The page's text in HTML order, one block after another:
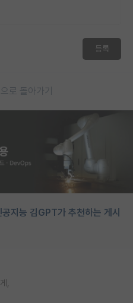
등록
로 돌아가기
지능 김GPT가 추천하는 게시
,